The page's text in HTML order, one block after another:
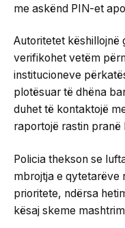
me askënd PIN-et
Autoritetet këshillojnë
verifikohet vetëm
institucioneve
plotësuar të dhëna
duhet të kontaktojë
raportojë rastin pranë
Policia thekson se
mbrojtja e qytetarëve
prioritete, ndërsa
kësaj skeme